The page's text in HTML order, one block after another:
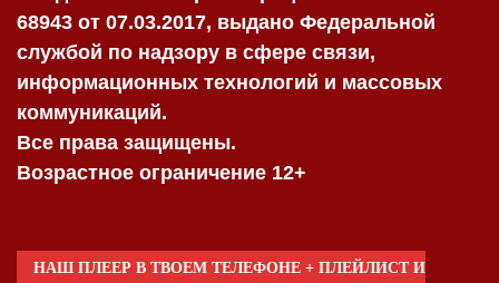
68943 от 07.03.2017, выдано Федеральной
службой по надзору в сфере связи,
информационных технологий и массовых
коммуникаций.
Все права защищены.
Возрастное ограничение 12+
НАШ ПЛЕЕР В ТВОЕМ ТЕЛЕФОНЕ + ПЛЕЙЛИСТ И